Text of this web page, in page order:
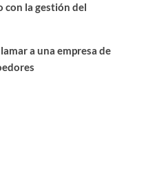
con la gestión del
a una empresa de